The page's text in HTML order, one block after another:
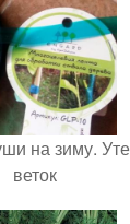
на зиму.
веток